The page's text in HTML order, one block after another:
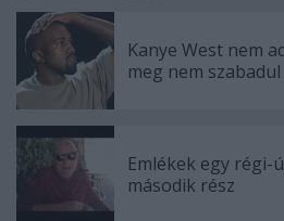
Kanye West nem
meg nem
Emlékek egy régi-
második rész